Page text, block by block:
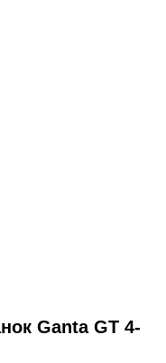
Ganta GT 4-